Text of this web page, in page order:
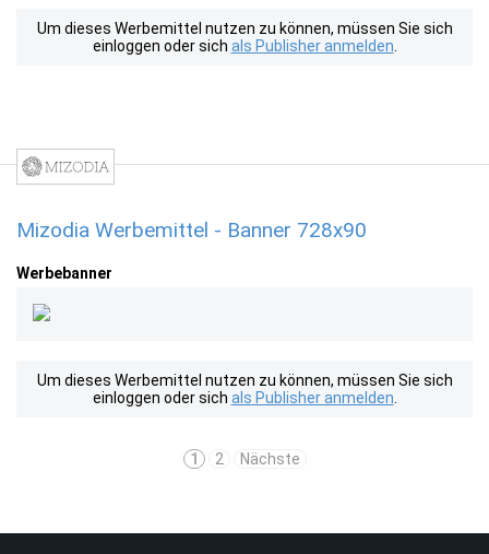
Um dieses Werbemittel nutzen zu können, müssen Sie sich
einloggen oder sich als Publisher anmelden
Mizodia Werbemittel - Banner 728x90
Werbebanner
Um dieses Werbemittel nutzen zu können, müssen Sie sich
einloggen oder sich als Publisher anmelden
1 2 Nächste